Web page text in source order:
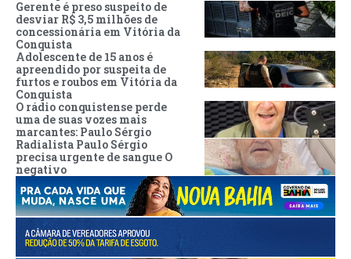
Gerente é preso suspeito de
desviar R$ 3,5 milhões de
concessionária em Vitória da
Conquista
Adolescente de 15 anos é
apreendido por suspeita de
furtos e roubos em Vitória da
Conquista
O rádio conquistense perde
uma de suas vozes mais
marcantes: Paulo Sérgio
Radialista Paulo Sérgio
precisa urgente de sangue O
negativo